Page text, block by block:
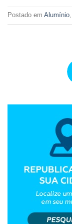
Postado em Alumínio,